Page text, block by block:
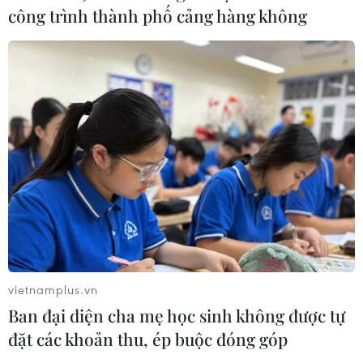
Quân khu 7 đẩy mạnh ứng dụng
khoa học-công nghệ trong tìm kiếm,
quy tập hài cốt liệt sỹ
07/08/2026 08:45
Xem thêm
CƠ QUAN CHỦ QUẢN: THÔNG TẤN XÃ VIỆT NAM
Tổng Biên tập: TRẦN TIẾN DUẨN
Phó Tổng Biên tập: NGUYỄN THỊ TÁM, KHÚC THANH
THỦY
công trình thành phố cảng hàng không
vietnamplus.vn
Ban đại diện cha mẹ học sinh không được tự
đặt các khoản thu, ép buộc đóng góp